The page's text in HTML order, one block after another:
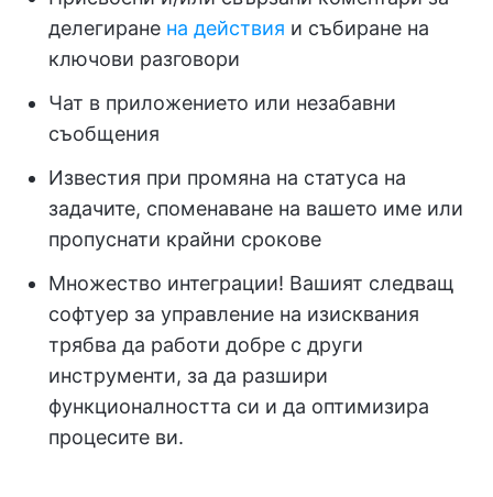
делегиране на действия и събиране на
ключови разговори
Чат в приложението или незабавни
съобщения
Известия при промяна на статуса на
задачите, споменаване на вашето име или
пропуснати крайни срокове
Множество интеграции! Вашият следващ
софтуер за управление на изисквания
трябва да работи добре с други
инструменти, за да разшири
функционалността си и да оптимизира
процесите ви.